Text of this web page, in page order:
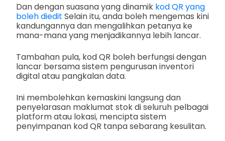
Dan dengan suasana yang dinamik kod QR yang
boleh diedit Selain itu, anda boleh mengemas kini
kandungannya dan mengalihkan petanya ke
mana-mana yang menjadikannya lebih lancar.
Tambahan pula, kod QR boleh berfungsi dengan
lancar bersama sistem pengurusan inventori
digital atau pangkalan data.
Ini membolehkan kemaskini langsung dan
penyelarasan maklumat stok di seluruh pelbagai
platform atau lokasi, mencipta sistem
penyimpanan kod QR tanpa sebarang kesulitan.